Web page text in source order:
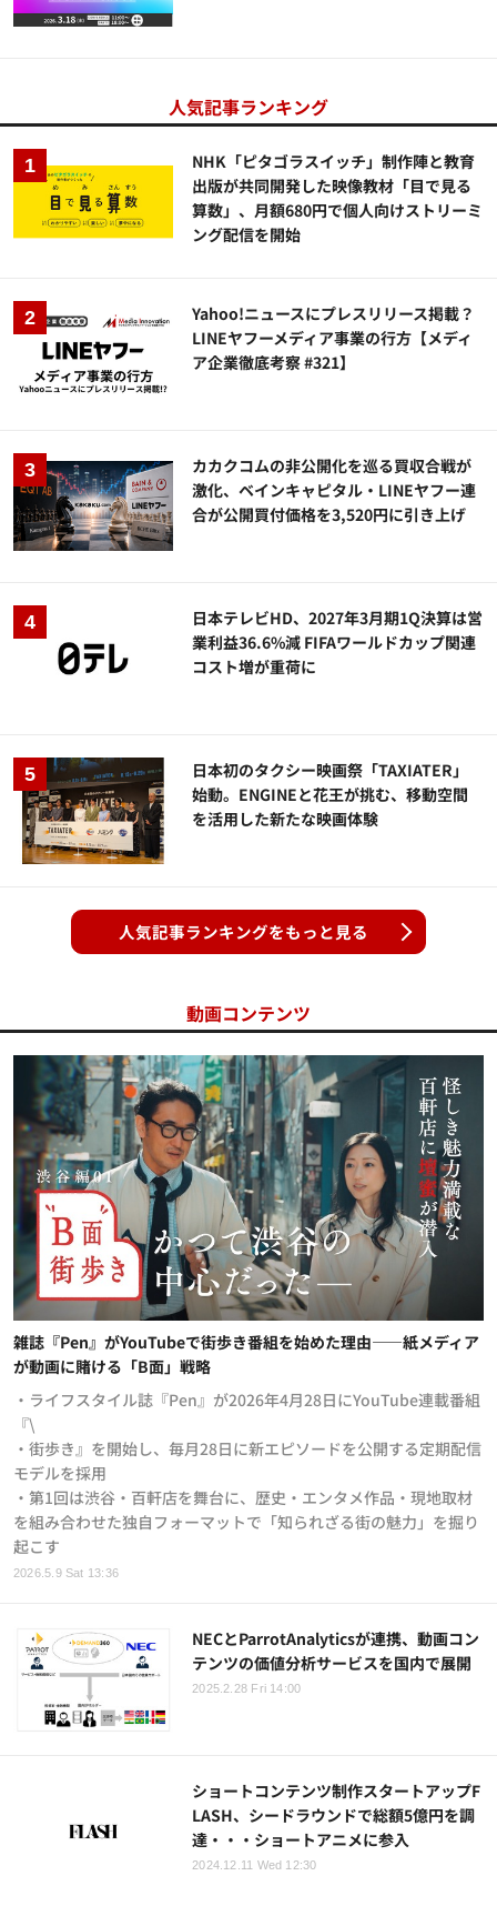
人気記事ランキング
NHK「ピタゴラスイッチ」制作陣と教育
出版が共同開発した映像教材「目で見る
算数」、月額680円で個人向けストリーミ
ング配信を開始
Yahoo!ニュースにプレスリリース掲載？
LINEヤフーメディア事業の行方【メディ
ア企業徹底考察 #321】
カカクコムの非公開化を巡る買収合戦が
激化、ベインキャピタル・LINEヤフー連
合が公開買付価格を3,520円に引き上げ
日本テレビHD、2027年3月期1Q決算は営
業利益36.6%減 FIFAワールドカップ関連
コスト増が重荷に
日本初のタクシー映画祭「TAXIATER」
始動。ENGINEと花王が挑む、移動空間
を活用した新たな映画体験
人気記事ランキングをもっと見る
動画コンテンツ
2026.5.9 Sat 13:36
雑誌『Pen』がYouTubeで街歩き番組を始めた理由——紙メディア
が動画に賭ける「B面」戦略
・ライフスタイル誌『Pen』が2026年4月28日にYouTube連載番組
『\
・街歩き』を開始し、毎月28日に新エピソードを公開する定期配信
モデルを採用
・第1回は渋谷・百軒店を舞台に、歴史・エンタメ作品・現地取材
を組み合わせた独自フォーマットで「知られざる街の魅力」を掘り
起こす
NECとParrotAnalyticsが連携、動画コン
テンツの価値分析サービスを国内で展開
2025.2.28 Fri 14:00
ショートコンテンツ制作スタートアップF
LASH、シードラウンドで総額5億円を調
達・・・ショートアニメに参入
2024.12.11 Wed 12:30